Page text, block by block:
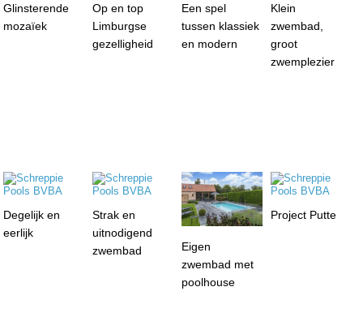
Glinsterende
mozaïek
Op en top
Limburgse
gezelligheid
Een spel
tussen klassiek
en modern
Klein
zwembad,
groot
zwemplezier
Degelijk en
eerlijk
Strak en
uitnodigend
zwembad
Eigen
zwembad met
poolhouse
Project Putte